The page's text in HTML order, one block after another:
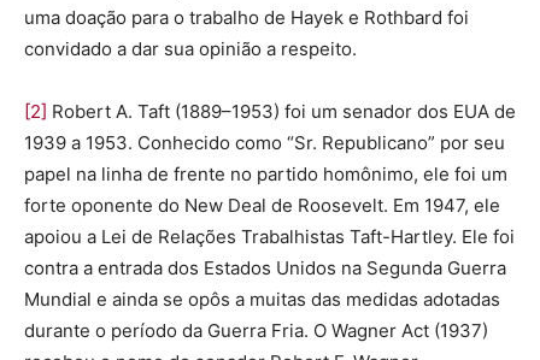
uma doação para o trabalho de Hayek e Rothbard foi
convidado a dar sua opinião a respeito.
[2] Robert A. Taft (1889–1953) foi um senador dos EUA de
1939 a 1953. Conhecido como “Sr. Republicano” por seu
papel na linha de frente no partido homônimo, ele foi um
forte oponente do New Deal de Roosevelt. Em 1947, ele
apoiou a Lei de Relações Trabalhistas Taft-Hartley. Ele foi
contra a entrada dos Estados Unidos na Segunda Guerra
Mundial e ainda se opôs a muitas das medidas adotadas
durante o período da Guerra Fria. O Wagner Act (1937)